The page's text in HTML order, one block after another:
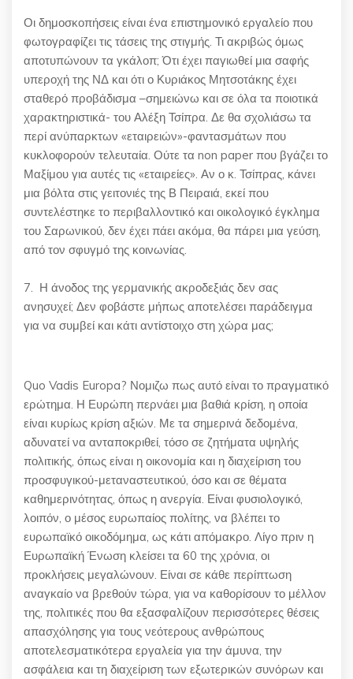
Οι δημοσκοπήσεις είναι ένα επιστημονικό εργαλείο που
φωτογραφίζει τις τάσεις της στιγμής. Τι ακριβώς όμως
αποτυπώνουν τα γκάλοπ; Ότι έχει παγιωθεί μια σαφής
υπεροχή της ΝΔ και ότι ο Κυριάκος Μητσοτάκης έχει
σταθερό προβάδισμα –σημειώνω και σε όλα τα ποιοτικά
χαρακτηριστικά- του Αλέξη Τσίπρα. Δε θα σχολιάσω τα
περί ανύπαρκτων «εταιρειών»-φαντασμάτων που
κυκλοφορούν τελευταία. Ούτε τα non paper που βγάζει το
Μαξίμου για αυτές τις «εταιρείες». Αν ο κ. Τσίπρας, κάνει
μια βόλτα στις γειτονιές της Β Πειραιά, εκεί που
συντελέστηκε το περιβαλλοντικό και οικολογικό έγκλημα
του Σαρωνικού, δεν έχει πάει ακόμα, θα πάρει μια γεύση,
από τον σφυγμό της κοινωνίας.
7. Η άνοδος της γερμανικής ακροδεξιάς δεν σας
ανησυχεί; Δεν φοβάστε μήπως αποτελέσει παράδειγμα
για να συμβεί και κάτι αντίστοιχο στη χώρα μας;
Quo Vadis Europa? Νομιζω πως αυτό είναι το πραγματικό
ερώτημα. Η Ευρώπη περνάει μια βαθιά κρίση, η οποία
είναι κυρίως κρίση αξιών. Με τα σημερινά δεδομένα,
αδυνατεί να ανταποκριθεί, τόσο σε ζητήματα υψηλής
πολιτικής, όπως είναι η οικονομία και η διαχείριση του
προσφυγικού-μεταναστευτικού, όσο και σε θέματα
καθημερινότητας, όπως η ανεργία. Είναι φυσιολογικό,
λοιπόν, ο μέσος ευρωπαίος πολίτης, να βλέπει το
ευρωπαϊκό οικοδόμημα, ως κάτι απόμακρο. Λίγο πριν η
Ευρωπαϊκή Ένωση κλείσει τα 60 της χρόνια, οι
προκλήσεις μεγαλώνουν. Είναι σε κάθε περίπτωση
αναγκαίο να βρεθούν τώρα, για να καθορίσουν το μέλλον
της, πολιτικές που θα εξασφαλίζουν περισσότερες θέσεις
απασχόλησης για τους νεότερους ανθρώπους
αποτελεσματικότερα εργαλεία για την άμυνα, την
ασφάλεια και τη διαχείριση των εξωτερικών συνόρων και